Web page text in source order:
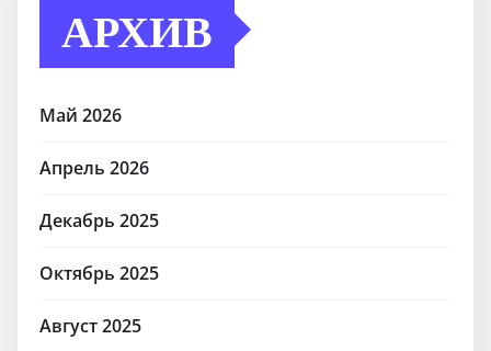
АРХИВ
Май 2026
Апрель 2026
Декабрь 2025
Октябрь 2025
Август 2025